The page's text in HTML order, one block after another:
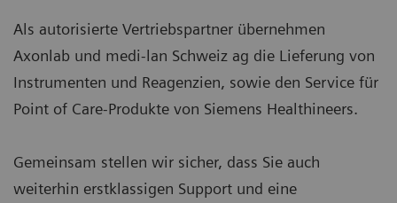
Als autorisierte Vertriebspartner übernehmen
Axonlab und medi-lan Schweiz ag die Lieferung von
Instrumenten und Reagenzien, sowie den Service für
Point of Care-Produkte von Siemens Healthineers.
Gemeinsam stellen wir sicher, dass Sie auch
weiterhin erstklassigen Support und eine